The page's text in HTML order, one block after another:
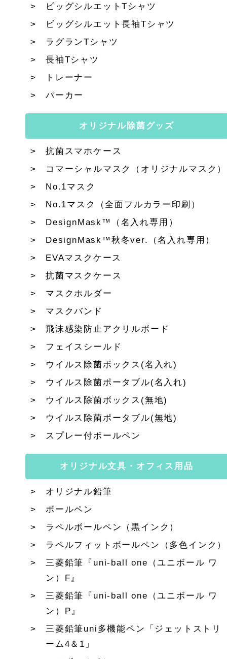
ビッグシルエットTシャツ
ビッグシルエット長袖Tシャツ
ラグランTシャツ
長袖Tシャツ
トレーナー
パーカー
オリジナル除菌グッズ
抗菌スマホケース
コマーシャルマスク（オリジナルマスク）
No.1マスク
No.1マスク（全面フルカラー印刷）
DesignMask™（名入れ専用）
DesignMask™秋冬ver.（名入れ専用）
EVAマスクケース
抗菌マスクケース
マスクホルダー
マスクバンド
飛沫感染防止アクリルボード
フェイスシールド
ウイルス除菌ボックス(名入れ)
ウイルス除菌ポータブル(名入れ)
ウイルス除菌ボックス(無地)
ウイルス除菌ポータブル(無地)
スプレー付ボールペン
オリジナル文具・オフィス用品
オリジナル鉛筆
ボールペン
ラペルボールペン（黒インク）
ラペルフィットボールペン（多色インク）
三菱鉛筆『uni-ball one（ユニボール ワ
ン）F』
三菱鉛筆『uni-ball one（ユニボール ワ
ン）P』
三菱鉛筆uni多機能ペン「ジェットストリ
ーム4＆1」